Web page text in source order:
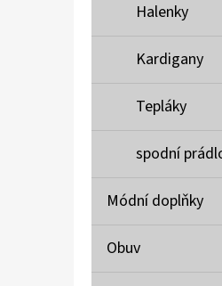
Halenky
Kardigany
Tepláky
spodní
Módní doplňky
Obuv